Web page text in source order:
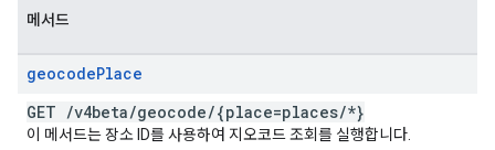
메서드
geocodePlace
GET /v4beta/geocode/{place=places/*}
이 메서드는 장소 ID를 사용하여 지오코드 조회를 실행합니다.